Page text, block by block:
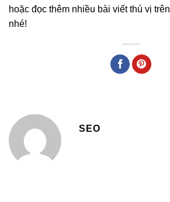
hoặc đọc thêm nhiều bài viết thú vị trên
nhé!
SEO